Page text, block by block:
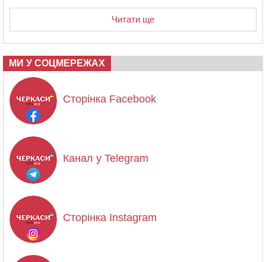
Читати ще
МИ У СОЦМЕРЕЖАХ
Сторінка Facebook
Канал у Telegram
Сторінка Instagram